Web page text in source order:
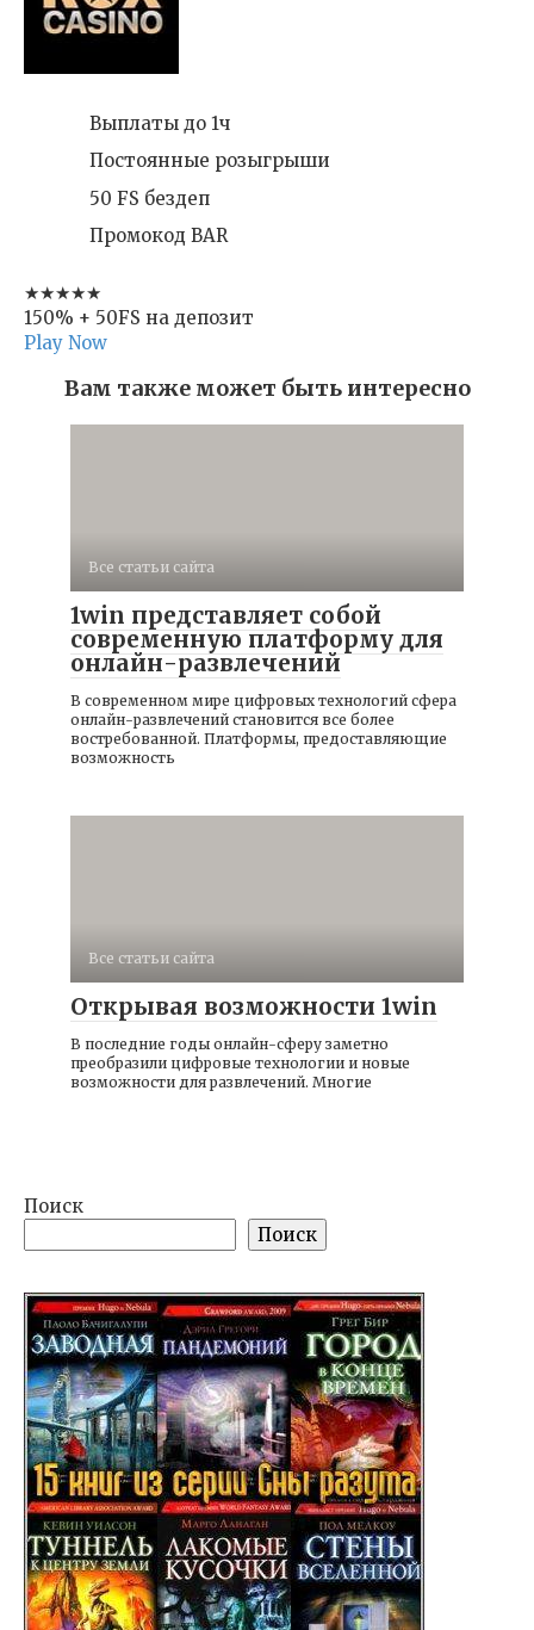
Выплаты до 1ч
Постоянные розыгрыши
50 FS бездеп
Промокод BAR
★★★★★
150% + 50FS на депозит
Play Now
Вам также может быть интересно
Все статьи сайта
1win представляет собой
современную платформу для
онлайн-развлечений
В современном мире цифровых технологий сфера
онлайн-развлечений становится все более
востребованной. Платформы, предоставляющие
возможность
Все статьи сайта
Открывая возможности 1win
В последние годы онлайн-сферу заметно
преобразили цифровые технологии и новые
возможности для развлечений. Многие
Поиск
Поиск